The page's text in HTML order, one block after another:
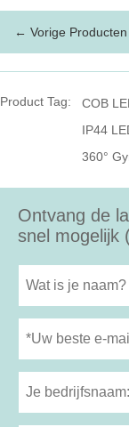
← Vorige Producten
Product Tag: COB
IP44
360°
Ontvang de
snel mogelijk